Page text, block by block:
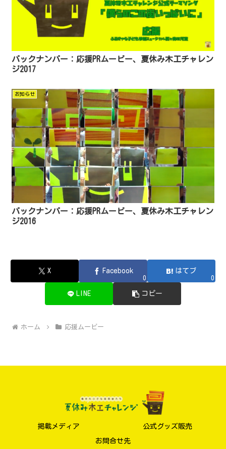
バックナンバー：応援PRムービー、夏休み木工チャレン
ジ2017
お知らせ
バックナンバー：応援PRムービー、夏休み木工チャレン
ジ2016
X Facebook
0
はてブ
0
LINE コピー
ホーム 応援ムービー
掲載メディア 公式グッズ販売
お問合せ先